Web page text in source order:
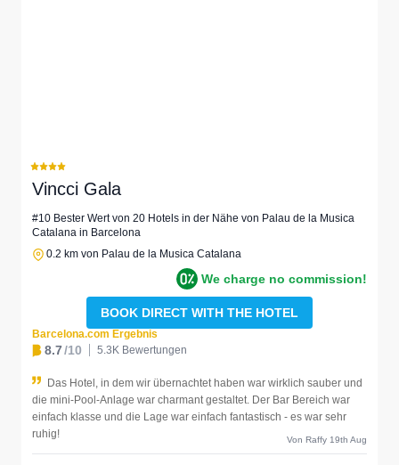
Vincci Gala
#10 Bester Wert von 20 Hotels in der Nähe von Palau de la Musica
Catalana in Barcelona
0.2 km von Palau de la Musica Catalana
We charge no commission!
BOOK DIRECT WITH THE HOTEL
Barcelona.com Ergebnis
8.7/10 5.3K Bewertungen
Das Hotel, in dem wir übernachtet haben war wirklich sauber und
die mini-Pool-Anlage war charmant gestaltet. Der Bar Bereich war
einfach klasse und die Lage war einfach fantastisch - es war sehr
ruhig!
Von Raffy 19th Aug